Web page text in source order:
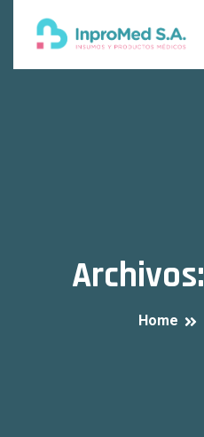
Archivos:
Home